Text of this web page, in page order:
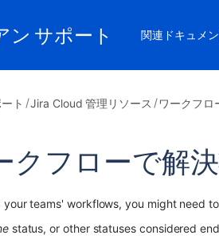
ン サポート 関連ドキュメ
ト Jira Cloud 管理リソース ワークフロ
クフローで解
your teams' workflows, you might need
status, or other statuses considered